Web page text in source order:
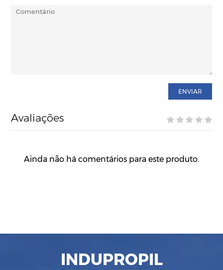
ENVIAR
Avaliações
Ainda não há comentários para este produto.
INDUPROPIL